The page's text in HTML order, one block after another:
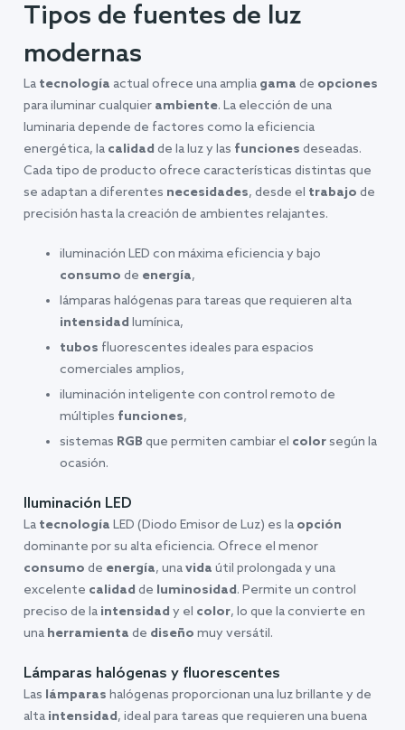
Tipos de fuentes de luz
modernas
La tecnología actual ofrece una amplia gama de opciones
para iluminar cualquier ambiente. La elección de una
luminaria depende de factores como la eficiencia
energética, la calidad de la luz y las funciones deseadas.
Cada tipo de producto ofrece características distintas que
se adaptan a diferentes necesidades, desde el trabajo de
precisión hasta la creación de ambientes relajantes.
iluminación LED con máxima eficiencia y bajo
consumo de energía,
lámparas halógenas para tareas que requieren alta
intensidad lumínica,
tubos fluorescentes ideales para espacios
comerciales amplios,
iluminación inteligente con control remoto de
múltiples funciones,
sistemas RGB que permiten cambiar el colorsegún la
ocasión.
Iluminación LED
La tecnología LED (Diodo Emisor de Luz) es la opción
dominante por su alta eficiencia. Ofrece el menor
consumo de energía, unavida útil prolongada y una
excelente calidad de luminosidad. Permite un control
preciso de la intensidad y el color, lo que la convierte en
una herramienta de diseño muy versátil.
Lámparas halógenas y fluorescentes
Las lámparas halógenas proporcionan una luz brillante y de
alta intensidad, ideal para tareas que requieren una buena